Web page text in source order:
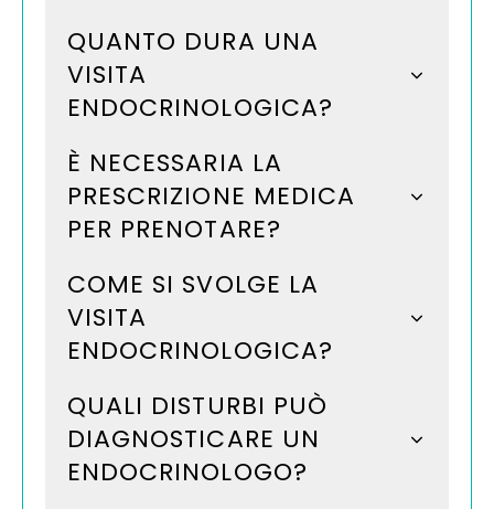
QUANTO DURA UNA
VISITA
ENDOCRINOLOGICA?
È NECESSARIA LA
PRESCRIZIONE MEDICA
PER PRENOTARE?
COME SI SVOLGE LA
VISITA
ENDOCRINOLOGICA?
QUALI DISTURBI PUÒ
DIAGNOSTICARE UN
ENDOCRINOLOGO?